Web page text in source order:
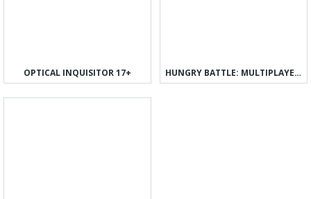
OPTICAL INQUISITOR 17+ HUNGRY BATTLE: MULTIPLAYER PVP